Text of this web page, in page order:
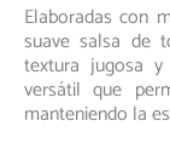
Elaboradas con
suave salsa de
textura jugosa
versátil que
manteniendo la